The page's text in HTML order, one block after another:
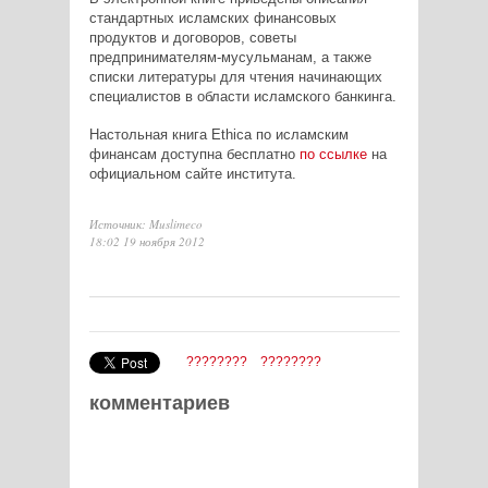
стандартных исламских финансовых
продуктов и договоров, советы
предпринимателям-мусульманам, а также
списки литературы для чтения начинающих
специалистов в области исламского банкинга.
Настольная книга Ethica по исламским
финансам доступна бесплатно по ссылкена
официальном сайте института.
Источник: Muslimeco
18:02 19 ноября 2012
???????? ????????
комментариев